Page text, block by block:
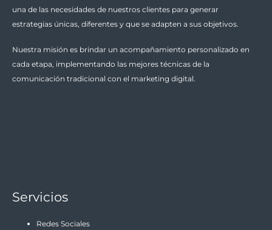
una de las necesidades de nuestros clientes para generar
estrategias únicas, diferentes y que se adapten a sus objetivos.
Nuestra misión es brindar un acompañamiento personalizado en
cada etapa, implementando las mejores técnicas de la
comunicación tradicional con el marketing digital.
Servicios
Redes Sociales